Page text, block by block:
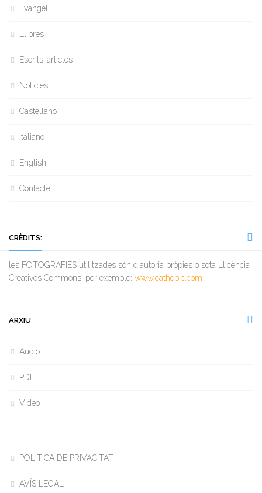
Evangeli
Llibres
Escrits-articles
Notícies
Castellano
Italiano
English
Contacte
CRÈDITS:
les FOTOGRAFIES utilitzades són d'autoria pròpies o sota Llicència
Creatives Commons, per exemple: www.cathopic.com
ARXIU
Audio
PDF
Video
POLÍTICA DE PRIVACITAT
AVÍS LEGAL